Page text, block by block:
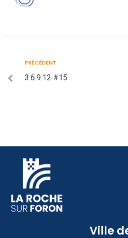
PRÉCÉDENT
3.6.9.12 #15
Ville